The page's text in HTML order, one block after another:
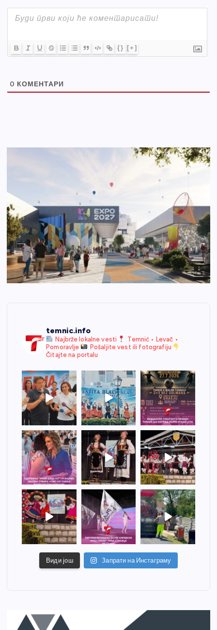
{} [+]
0 КОМЕНТАРИ
temnic.info
Najbrže lokalne vesti
Temnić • Levač •
Pomoravlje
Pošaljite vest ili fotografiju
Čitajte na portalu
Види још Запрати на Инстаграму